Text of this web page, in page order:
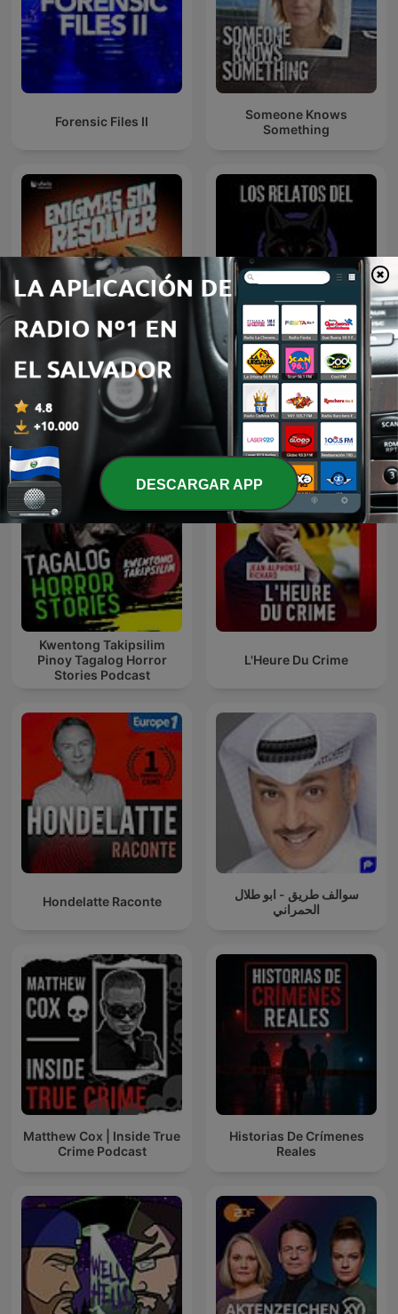
Forensic Files II
Someone Knows
Something
Enigmas sin resolver Los relatos del Cadejo
Más podcasts internacionales de
Crímenes reales
Kwentong Takipsilim
Pinoy Tagalog Horror
Stories Podcast
L'Heure Du Crime
Hondelatte Raconte
سوالف طريق - ابو طلال
الحمراني
Matthew Cox | Inside True
Crime Podcast
Historias De Crímenes
Reales
DESCARGAR APP